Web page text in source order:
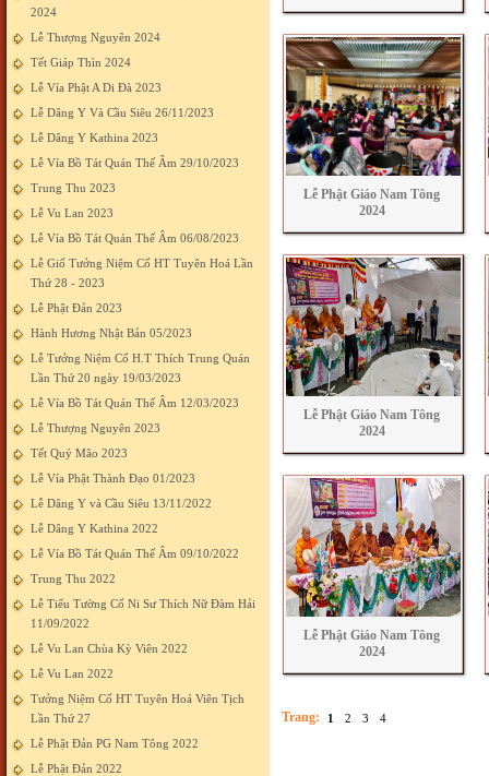
2024
Lễ Thượng Nguyên 2024
Tết Giáp Thìn 2024
Lễ Vía Phật A Di Đà 2023
Lễ Dâng Y Và Cầu Siêu 26/11/2023
Lễ Dâng Y Kathina 2023
Lễ Vía Bồ Tát Quán Thế Âm 29/10/2023
Trung Thu 2023
Lễ Vu Lan 2023
Lễ Vía Bồ Tát Quán Thế Âm 06/08/2023
Lễ Giố Tưởng Niệm Cố HT Tuyên Hoá Lần
Thứ 28 - 2023
Lễ Phật Đản 2023
Hành Hương Nhật Bản 05/2023
Lễ Tưởng Niệm Cố H.T Thích Trung Quán
Lần Thứ 20 ngày 19/03/2023
Lễ Vía Bồ Tát Quán Thế Âm 12/03/2023
Lễ Thượng Nguyên 2023
Tết Quý Mão 2023
Lễ Vía Phật Thành Đạo 01/2023
Lễ Dâng Y và Cầu Siêu 13/11/2022
Lễ Dâng Y Kathina 2022
Lễ Vía Bồ Tát Quán Thế Âm 09/10/2022
Trung Thu 2022
Lễ Tiểu Tường Cố Ni Sư Thích Nữ Đàm Hải
11/09/2022
Lễ Vu Lan Chùa Kỳ Viên 2022
Lễ Vu Lan 2022
Tưởng Niệm Cố HT Tuyên Hoá Viên Tịch
Lần Thứ 27
Lễ Phật Đản PG Nam Tông 2022
Lễ Phật Đản 2022
Lễ Phật Giáo Nam Tông
2024
Lễ Phật Giáo Nam Tông
2024
Lễ Phật Giáo Nam Tông
2024
Trang: 1 2 3 4